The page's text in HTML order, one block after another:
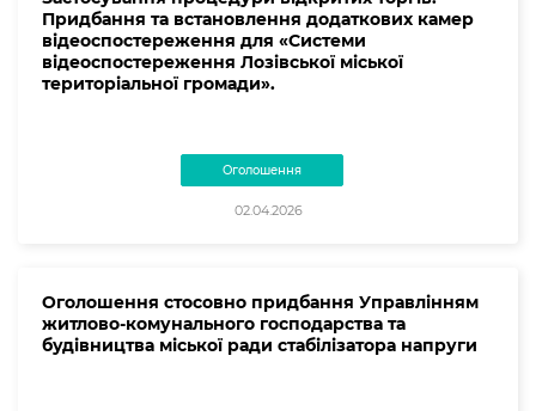
Придбання та встановлення додаткових камер
відеоспостереження для «Системи
відеоспостереження Лозівської міської
територіальної громади».
Оголошення
02.04.2026
Оголошення стосовно придбання Управлінням
житлово-комунального господарства та
будівництва міської ради стабілізатора напруги